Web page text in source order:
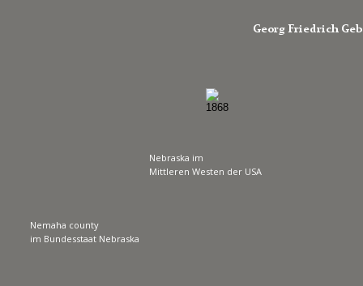
Georg Friedrich
Nebraska im
Mittleren Westen der USA
Nemaha county
im Bundesstaat Nebraska